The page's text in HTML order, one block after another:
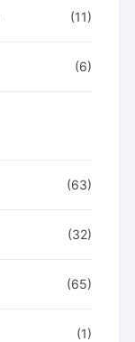
(11)
(6)
(63)
(32)
(65)
(1)